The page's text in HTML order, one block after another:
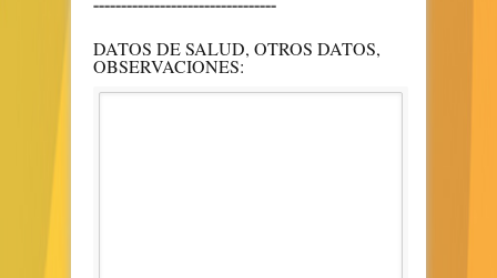
DATOS DE SALUD, OTROS DATOS,
OBSERVACIONES: